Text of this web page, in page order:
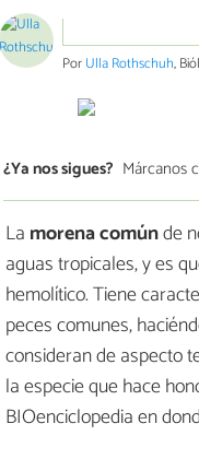
PorUlla Rothschuh,
¿Ya nos sigues? Márcanos
La morena comúnde
aguas tropicales, y es
hemolítico. Tiene
peces comunes,
consideran de aspecto
la especie que hace
BIOenciclopedia en